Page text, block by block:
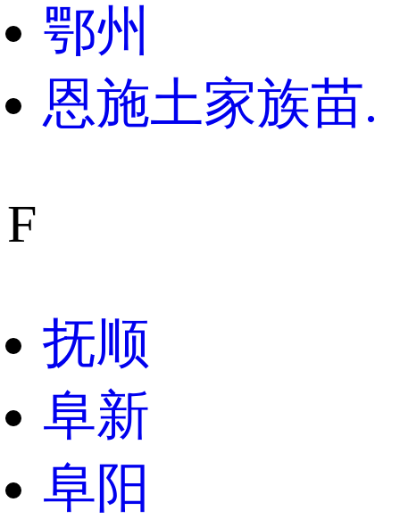
鄂州
恩施土家族苗.
F
抚顺
阜新
阜阳